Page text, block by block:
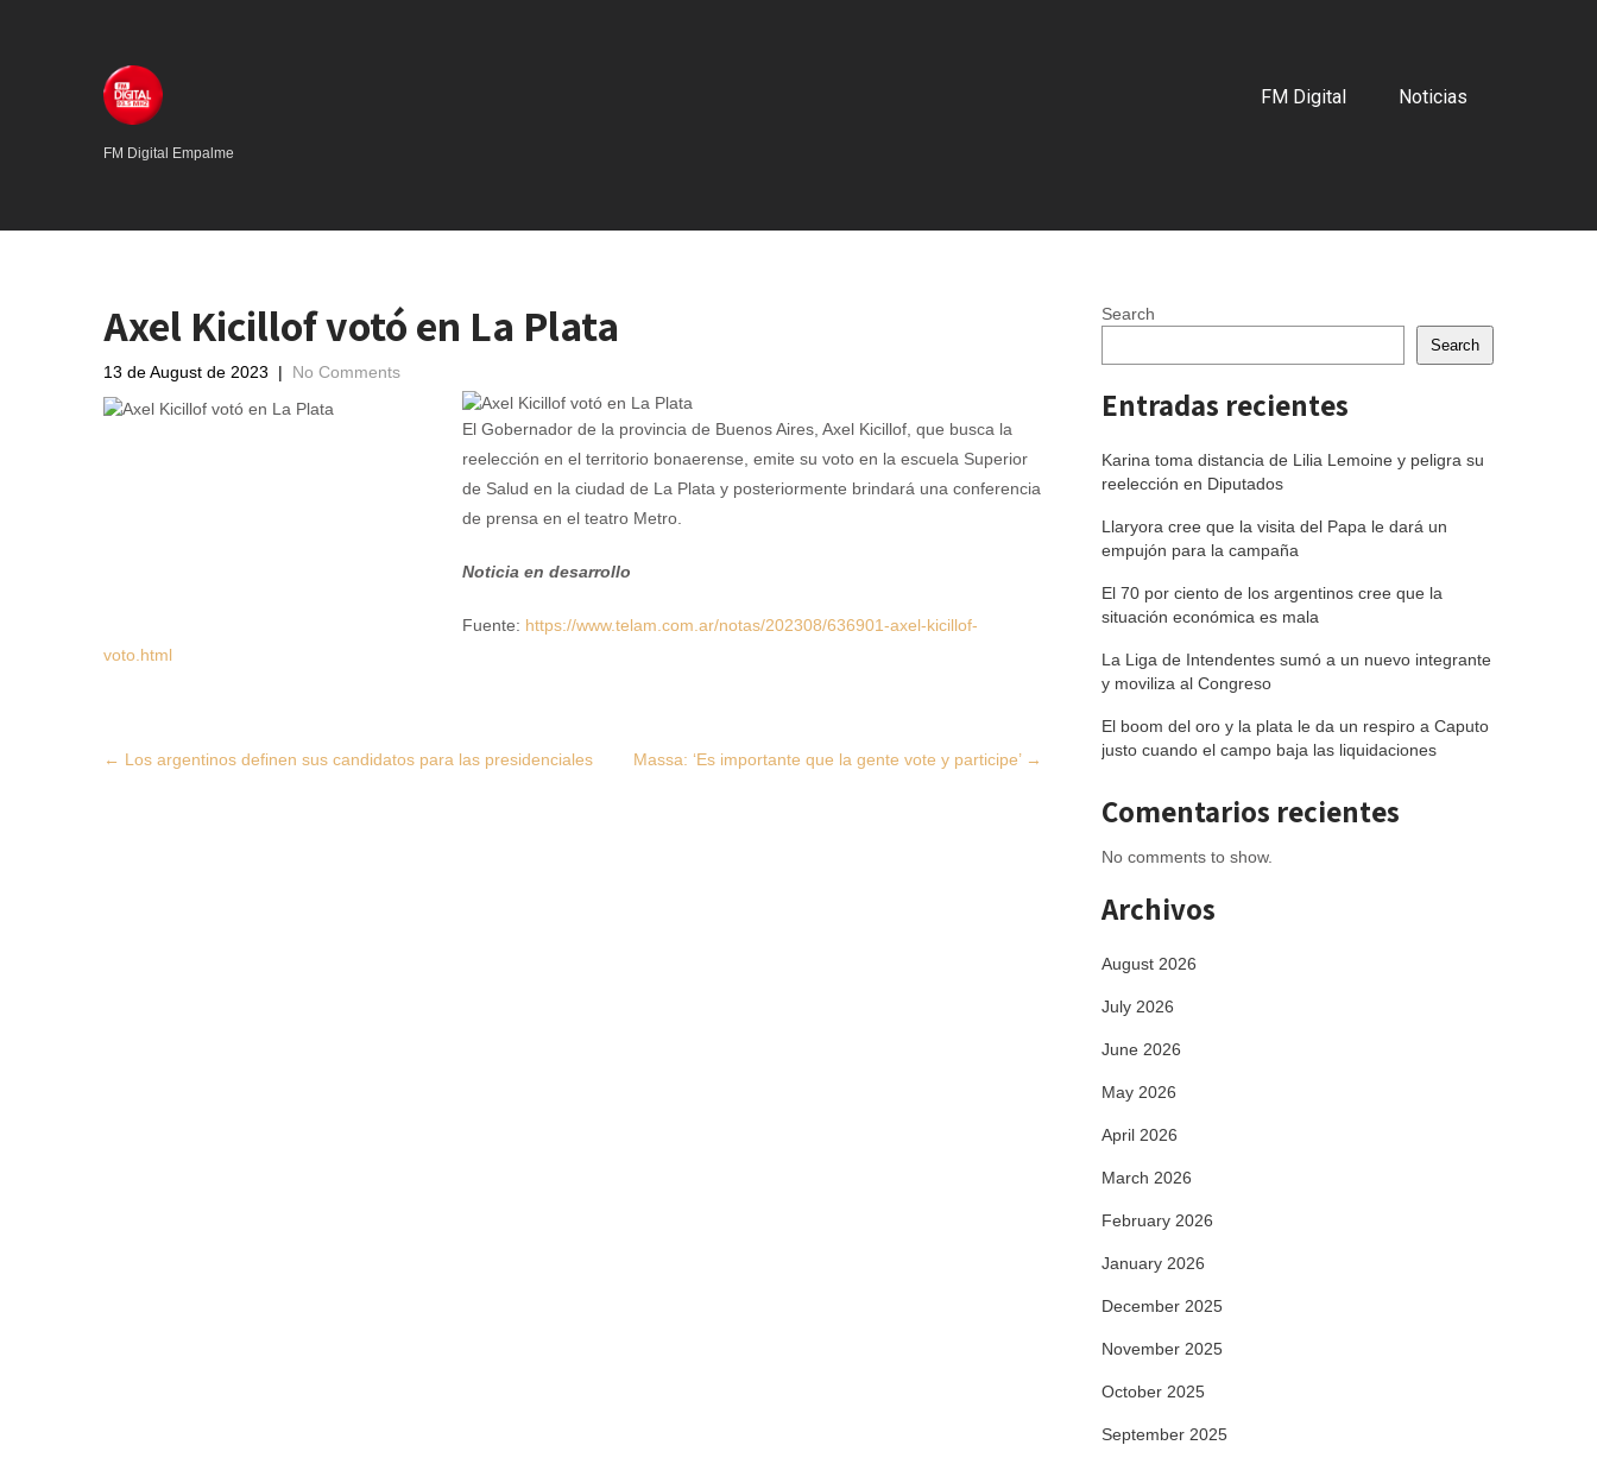
FM Digital Empalme
FM Digital Noticias
Axel Kicillof votó en La Plata
13 de August de 2023 | No Comments
El Gobernador de la provincia de Buenos Aires, Axel Kicillof, que busca la
reelección en el territorio bonaerense, emite su voto en la escuela Superior
de Salud en la ciudad de La Plata y posteriormente brindará una conferencia
de prensa en el teatro Metro.
Noticia en desarrollo
Fuente: https://www.telam.com.ar/notas/202308/636901-axel-kicillof-
voto.html
Post
← Los argentinos definen sus candidatos para las presidenciales Massa: ‘Es importante que la gente vote y participe’ →
Search
Search
Entradas recientes
Karina toma distancia de Lilia Lemoine y peligra su
reelección en Diputados
Llaryora cree que la visita del Papa le dará un
empujón para la campaña
El 70 por ciento de los argentinos cree que la
situación económica es mala
La Liga de Intendentes sumó a un nuevo integrante
y moviliza al Congreso
El boom del oro y la plata le da un respiro a Caputo
justo cuando el campo baja las liquidaciones
Comentarios recientes
No comments to show.
Archivos
August 2026
July 2026
June 2026
May 2026
April 2026
March 2026
February 2026
January 2026
December 2025
November 2025
October 2025
September 2025